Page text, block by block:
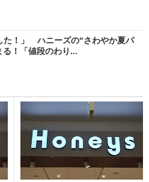
た！」 ハニーズの“さわやか夏パ
る！「値段のわり...